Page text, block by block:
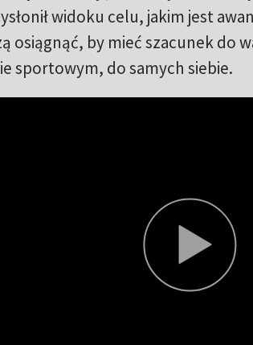
widoku celu, jakim jest
osiągnąć, by mieć szacunek do
sportowym, do samych siebie.